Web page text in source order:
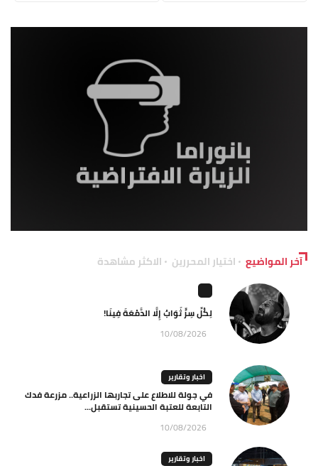
آخر المواضيع اختيار المحررين الاكثر مشاهدة
لِكُلِّ سِرٍّ ثَوَابٌ إِلَّا الدَّمْعَةَ فِينَا!
10/08/2026
اخبار وتقارير
في جولة للاطلاع على تجاربها الزراعية.. مزرعة فدك
التابعة للعتبة الحسينية تستقبل...
10/08/2026
اخبار وتقارير